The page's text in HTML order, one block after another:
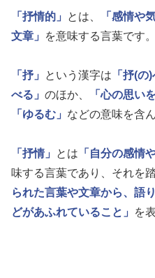
「抒情的」 とは、
「感情や
文章」
を意味する言葉です。
「抒」 という漢字は 「抒(の)
べる」 のほか、 「心の思い
「ゆるむ」 などの意味を含
「抒情」 とは 「自分の感情
味する言葉であり、それを
られた言葉や文章から、語
どがあふれていること」
を